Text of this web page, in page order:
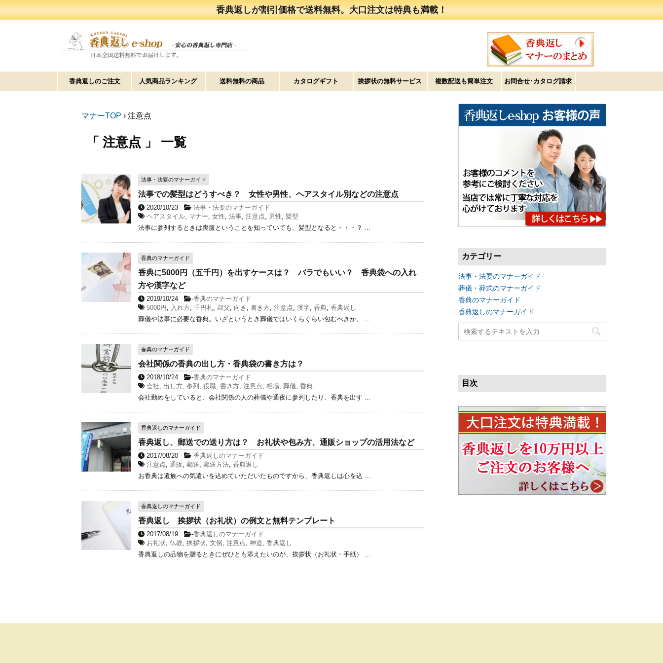
香典返しが割引価格で送料無料。大口注文は特典も満載！
香典返しのご注文 人気商品ランキング 送料無料の商品 カタログギフト 挨拶状の無料サービス 複数配送も簡単注文 お問合せ･カタログ請求
マナーTOP › 注意点
「 注意点 」 一覧
法事・法要のマナーガイド
法事での髪型はどうすべき？ 女性や男性、ヘアスタイル別などの注意点
2020/10/23 -法事・法要のマナーガイド
ヘアスタイル, マナー, 女性, 法事, 注意点, 男性, 髪型
法事に参列するときは喪服ということを知っていても、髪型となると・・・？ ...
香典のマナーガイド
香典に5000円（五千円）を出すケースは？ バラでもいい？ 香典袋への入れ
方や漢字など
2019/10/24 -香典のマナーガイド
5000円 , 入れ方, 千円札, 叔父, 向き , 書き方, 注意点, 漢字, 香典, 香典返し
葬儀や法事に必要な香典。いざというとき葬儀ではいくらぐらい包むべきか、 ...
香典のマナーガイド
会社関係の香典の出し方・香典袋の書き方は？
2018/10/24 -香典のマナーガイド
会社, 出し方, 参列 , 役職, 書き方, 注意点, 相場, 葬儀, 香典
会社勤めをしていると、会社関係の人の葬儀や通夜に参列したり、香典を出す ...
香典返しのマナーガイド
香典返し、郵送での送り方は？ お礼状や包み方、通販ショップの活用法など
2017/08/20 -香典返しのマナーガイド
注意点, 通販 , 郵送, 郵送方法, 香典返し
お香典は遺族への気遣いを込めていただいたものですから、香典返しは心を込 ...
香典返しのマナーガイド
香典返し 挨拶状（お礼状）の例文と無料テンプレート
2017/08/19 -香典返しのマナーガイド
お礼状, 仏教, 挨拶状, 文例 , 注意点, 神道, 香典返し
香典返しの品物を贈るときにぜひとも添えたいのが、挨拶状（お礼状・手紙） ...
カテゴリー
法事・法要のマナーガイド
葬儀・葬式のマナーガイド
香典のマナーガイド
香典返しのマナーガイド
目次